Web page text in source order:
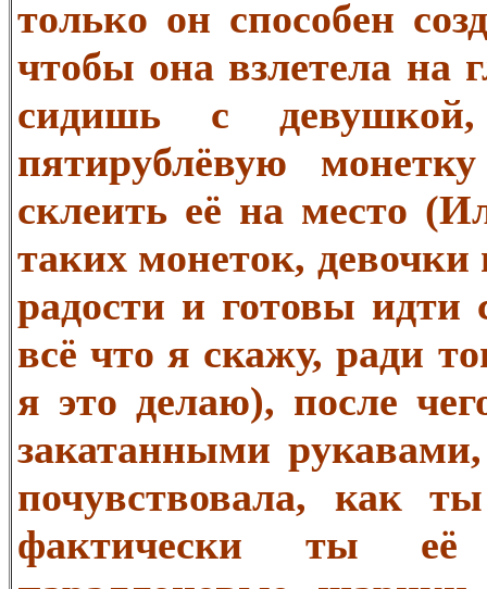
только он способен
чтобы она взлетела на
сидишь с
пятирублёвую
склеить её на место
таких монеток, девочки
радости и готовы идти
всё что я скажу, ради
я это делаю), после
закатанными
почувствовала, как
фактически ты её